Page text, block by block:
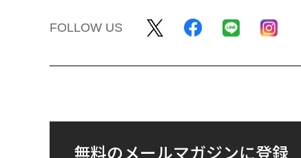
FOLLOW US
無料のメールマガジンに登録